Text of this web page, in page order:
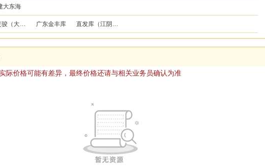
大东海
广东金丰库
价格可能有差异，最终价格还请与相关业务员确认为准